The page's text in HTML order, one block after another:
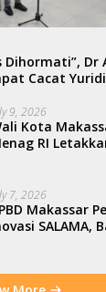
Dihormati”, Dr
Cacat
9, 2026
Kota
RI
7, 2026
Makassar
SALAMA,